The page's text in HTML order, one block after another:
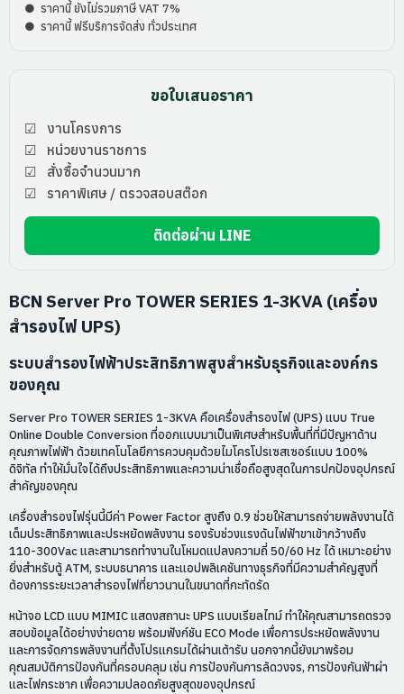
● ราคานี้ ยังไม่รวมภาษี VAT 7%
● ราคานี้ ฟรีบริการจัดส่ง ทั่วประเทศ
ขอใบเสนอราคา
☑ งานโครงการ
☑ หน่วยงานราชการ
☑ สั่งซื้อจำนวนมาก
☑ ราคาพิเศษ / ตรวจสอบสต๊อก
ติดต่อผ่าน LINE
BCN Server Pro TOWER SERIES 1-3KVA (เครื่อง
สำรองไฟ UPS)
ระบบสำรองไฟฟ้าประสิทธิภาพสูงสำหรับธุรกิจและองค์กร
ของคุณ
Server Pro TOWER SERIES 1-3KVA คือเครื่องสำรองไฟ (UPS) แบบ True
Online Double Conversion ที่ออกแบบมาเป็นพิเศษสำหรับพื้นที่ที่มีปัญหาด้าน
คุณภาพไฟฟ้า ด้วยเทคโนโลยีการควบคุมด้วยไมโครโปรเซสเซอร์แบบ 100%
ดิจิทัล ทำให้มั่นใจได้ถึงประสิทธิภาพและความน่าเชื่อถือสูงสุดในการปกป้องอุปกรณ์
สำคัญของคุณ
เครื่องสำรองไฟรุ่นนี้มีค่า Power Factor สูงถึง 0.9 ช่วยให้สามารถจ่ายพลังงานได้
เต็มประสิทธิภาพและประหยัดพลังงาน รองรับช่วงแรงดันไฟฟ้าขาเข้ากว้างถึง
110-300Vac และสามารถทำงานในโหมดแปลงความถี่ 50/60 Hz ได้เหมาะอย่าง
ยิ่งสำหรับตู้ ATM, ระบบธนาคาร และแอปพลิเคชันทางธุรกิจที่มีความสำคัญสูงที่
ต้องการระยะเวลาสำรองไฟที่ยาวนานในขนาดที่กะทัดรัด
หน้าจอ LCD แบบ MIMIC แสดงสถานะ UPS แบบเรียลไทม์ ทำให้คุณสามารถตรวจ
สอบข้อมูลได้อย่างง่ายดาย พร้อมฟังก์ชัน ECO Mode เพื่อการประหยัดพลังงาน
และการจัดการพลังงานที่ตั้งโปรแกรมได้ผ่านเต้ารับ นอกจากนี้ยังมาพร้อม
คุณสมบัติการป้องกันที่ครอบคลุม เช่น การป้องกันการลัดวงจร, การป้องกันฟ้าผ่า
และไฟกระชาก เพื่อความปลอดภัยสูงสุดของอุปกรณ์